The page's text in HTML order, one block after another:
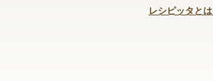
レシピッタとは